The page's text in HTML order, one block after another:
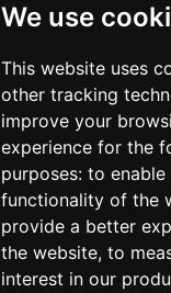
We use
This website uses
other tracking
improve your
experience for the
purposes: to enable
functionality of the
provide a better
the website, to
interest in our